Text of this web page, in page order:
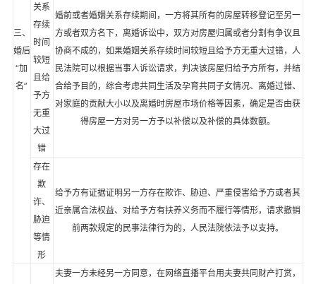
三、
婚后
“加
名”
关系
存续
时间
较短
且给
予方
无重
大过
错
婚前或者婚姻关系存续期间，一方将其所有的房屋转移登记至另一
方或者双方名下，离婚诉讼中，双方对房屋归属或者分割有争议且
协商不成的，如果婚姻关系存续时间较短且给予方无重大过错，人
民法院可以根据当事人诉讼请求，判决该房屋归给予方所有，并结
合给予目的，综合考虑共同生活及孕育共同子女情况、离婚过错、
对家庭的贡献大小以及离婚时房屋市场价格等因素，确定是否由获
得房屋一方对另一方予以补偿以及补偿的具体数额。
存在
欺
诈、
胁迫
等情
形
给予方有证据证明另一方存在欺诈、胁迫、严重侵害给予方或者其
近亲属合法权益、对给予方有扶养义务而不履行等情形，请求撤销
前两款规定的民事法律行为的，人民法院依法予以支持。
夫妻一方未经另一方同意，在网络直播平台用夫妻共同财产打赏，